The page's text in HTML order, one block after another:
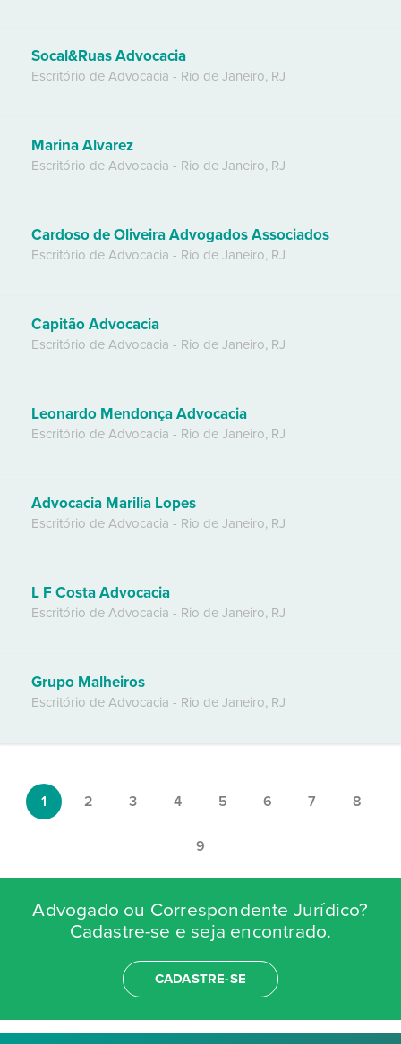
Socal&Ruas Advocacia
Escritório de Advocacia - Rio de Janeiro, RJ
Marina Alvarez
Escritório de Advocacia - Rio de Janeiro, RJ
Cardoso de Oliveira Advogados Associados
Escritório de Advocacia - Rio de Janeiro, RJ
Capitão Advocacia
Escritório de Advocacia - Rio de Janeiro, RJ
Leonardo Mendonça Advocacia
Escritório de Advocacia - Rio de Janeiro, RJ
Advocacia Marilia Lopes
Escritório de Advocacia - Rio de Janeiro, RJ
L F Costa Advocacia
Escritório de Advocacia - Rio de Janeiro, RJ
Grupo Malheiros
Escritório de Advocacia - Rio de Janeiro, RJ
1 2 3 4 5 6 7 8
9
Advogado ou Correspondente Jurídico?
Cadastre-se e seja encontrado.
CADASTRE-SE